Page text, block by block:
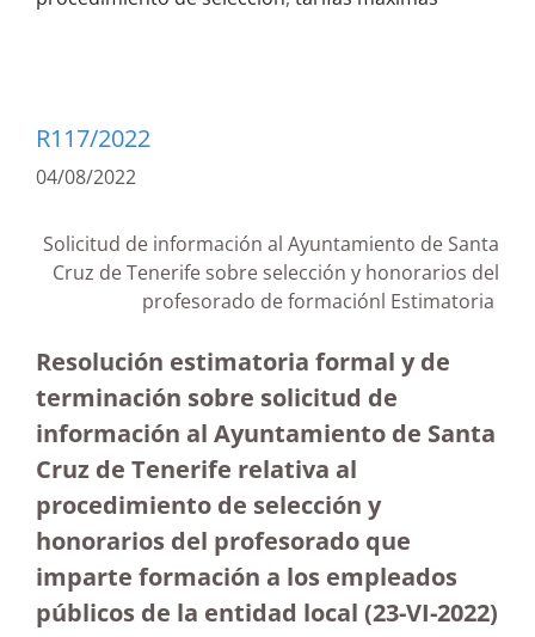
R117/2022
04/08/2022
Solicitud de información al Ayuntamiento de Santa
Cruz de Tenerife sobre selección y honorarios del
profesorado de formaciónl Estimatoria
Resolución estimatoria formal y de
terminación sobre solicitud de
información al Ayuntamiento de Santa
Cruz de Tenerife relativa al
procedimiento de selección y
honorarios del profesorado que
imparte formación a los empleados
públicos de la entidad local (23-VI-2022)